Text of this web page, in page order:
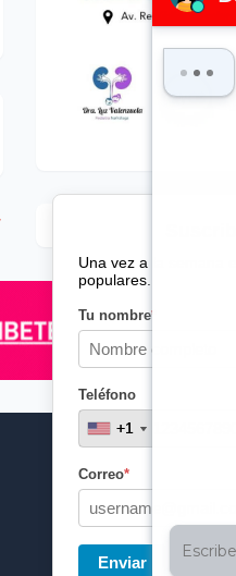
Una vez a la semana
populares.
Tu nombre*
Teléfono
+1
+1
Correo*
Enviar